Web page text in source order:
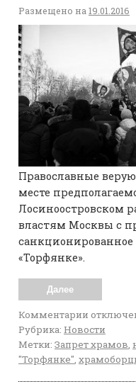
Размещено на 19.01.2016
Православные
месте
Лосиноостровском
властям Москвы с
санкционированное
«Торфянке».
Далее
Комментарии
Рубрика: Новости
Метки: Запрет храмов,
"Торфянке",